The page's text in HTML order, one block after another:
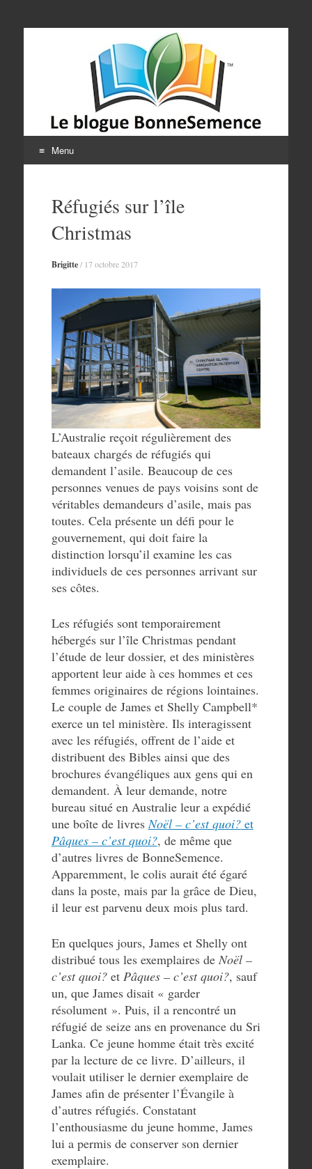
Le blogue
BonneSemence
Menu
contenuRéfugiés sur l’île
Christmas
Brigitte/ 17 octobre 2017
L’Australie reçoit régulièrement des
bateaux chargés de réfugiés qui
demandent l’asile. Beaucoup de ces
personnes venues de pays voisins sont de
véritables demandeurs d’asile, mais pas
toutes. Cela présente un défi pour le
gouvernement, qui doit faire la
distinction lorsqu’il examine les cas
individuels de ces personnes arrivant sur
ses côtes.
Les réfugiés sont temporairement
hébergés sur l’île Christmas pendant
l’étude de leur dossier, et des ministères
apportent leur aide à ces hommes et ces
femmes originaires de régions lointaines.
Le couple de James et Shelly Campbell*
exerce un tel ministère. Ils interagissent
avec les réfugiés, offrent de l’aide et
distribuent des Bibles ainsi que des
brochures évangéliques aux gens qui en
demandent. À leur demande, notre
bureau situé en Australie leur a expédié
une boîte de livres Noël – c’est quoi?et
Pâques – c’est quoi?, de même que
d’autres livres de BonneSemence.
Apparemment, le colis aurait été égaré
dans la poste, mais par la grâce de Dieu,
il leur est parvenu deux mois plus tard.
En quelques jours, James et Shelly ont
distribué tous les exemplaires de Noël –
c’est quoi?et Pâques – c’est quoi?, sauf
un, que James disait « garder
résolument ». Puis, il a rencontré un
réfugié de seize ans en provenance du Sri
Lanka. Ce jeune homme était très excité
par la lecture de ce livre. D’ailleurs, il
voulait utiliser le dernier exemplaire de
James afin de présenter l’Évangile à
d’autres réfugiés. Constatant
l’enthousiasme du jeune homme, James
lui a permis de conserver son dernier
exemplaire.